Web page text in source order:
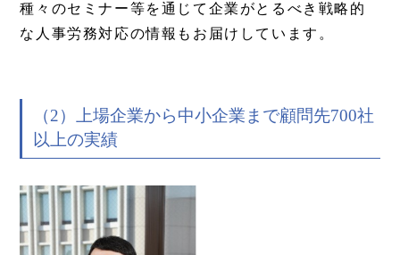
種々のセミナー等を通じて企業がとるべき戦略的
な人事労務対応の情報もお届けしています。
（2）上場企業から中小企業まで顧問先700社
以上の実績